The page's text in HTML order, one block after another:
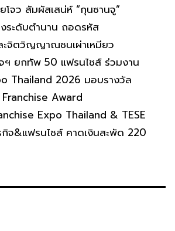
จว สัมผัสเสน่ห์ “กุนซานจู”
ระดับตำนาน ถอดรหัส
ะจิตวิญญาณชนเผ่าเหมียว
ยกทัพ 50 แฟรนไชส์ ร่วมงาน
Thailand 2026 มอบรางวัล
Award
Expo Thailand & TESE
จ&แฟรนไชส์ คาดเงินสะพัด 220